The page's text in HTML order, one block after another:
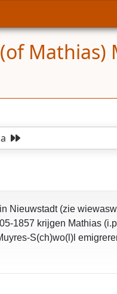
Nieuwstadt (zie
1857 krijgen Mathias
S(ch)wo(l)l